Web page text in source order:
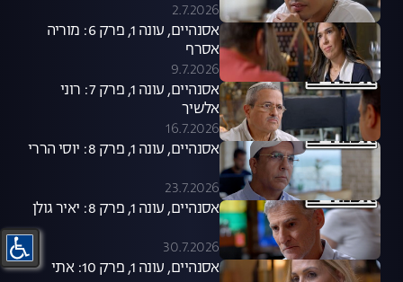
2.7.2026
אסנהיים, עונה 1, פרק 6: מוריה
אסרף
9.7.2026
אסנהיים, עונה 1, פרק 7: רוני
אלשיך
16.7.2026
אסנהיים, עונה 1, פרק 8: יוסי הררי
23.7.2026
אסנהיים, עונה 1, פרק 8: יאיר גולן
30.7.2026
אסנהיים, עונה 1, פרק 10: אתי